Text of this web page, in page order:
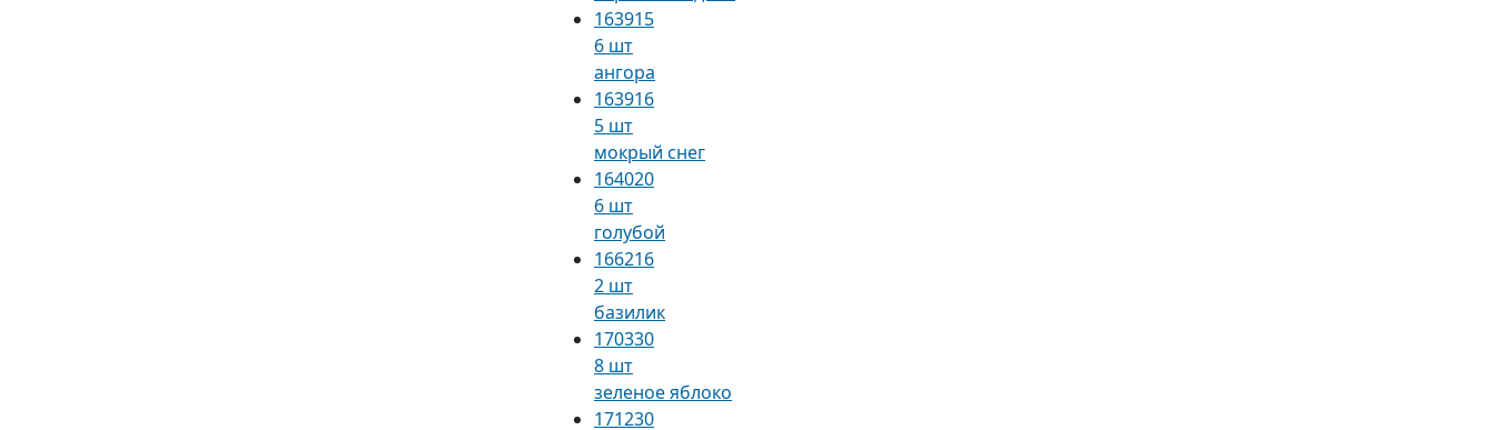
163915
6 шт
ангора
163916
5 шт
мокрый снег
164020
6 шт
голубой
166216
2 шт
базилик
170330
8 шт
зеленое яблоко
171230